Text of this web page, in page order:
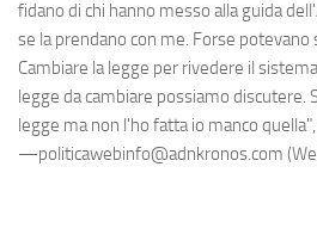
fidano di chi hanno messo alla guida
se la prendano con me. Forse potevano
Cambiare la legge per rivedere il
legge da cambiare possiamo discutere.
legge ma non l'ho fatta io manco
—politicawebinfo@adnkronos.com